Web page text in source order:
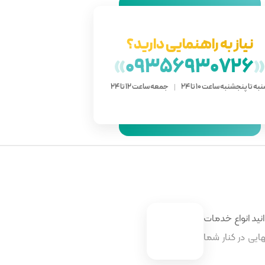
نیاز به راهنمایی دارید؟
«
09356930726
»
تا پنجشنبه ساعت 10 تا 24 جمعه ساعت 12 تا 24
انواع خدمات
در کنار شما